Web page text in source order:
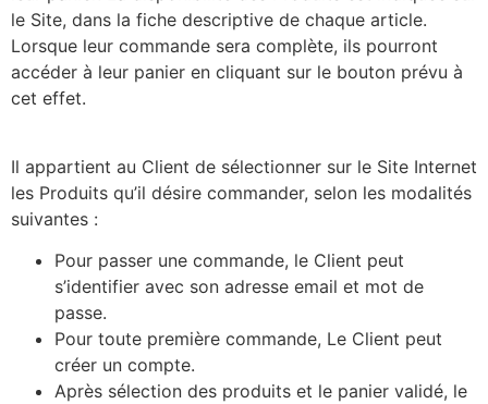
le Site, dans la fiche descriptive de chaque article.
Lorsque leur commande sera complète, ils pourront
accéder à leur panier en cliquant sur le bouton prévu à
cet effet.
Il appartient au Client de sélectionner sur le Site Internet
les Produits qu’il désire commander, selon les modalités
suivantes :
Pour passer une commande, le Client peut
s’identifier avec son adresse email et mot de
passe.
Pour toute première commande, Le Client peut
créer un compte.
Après sélection des produits et le panier validé, le